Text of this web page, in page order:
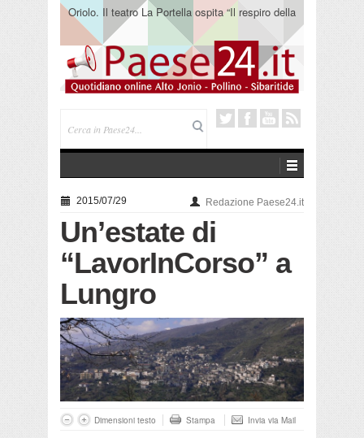
Oriolo. Il teatro La Portella ospita “Il respiro della
terra” del collettivo 365
2015/07/29 Redazione Paese24.it
Un’estate di
“LavorInCorso” a
Lungro
Dimensioni testo Stampa Invia via Mail